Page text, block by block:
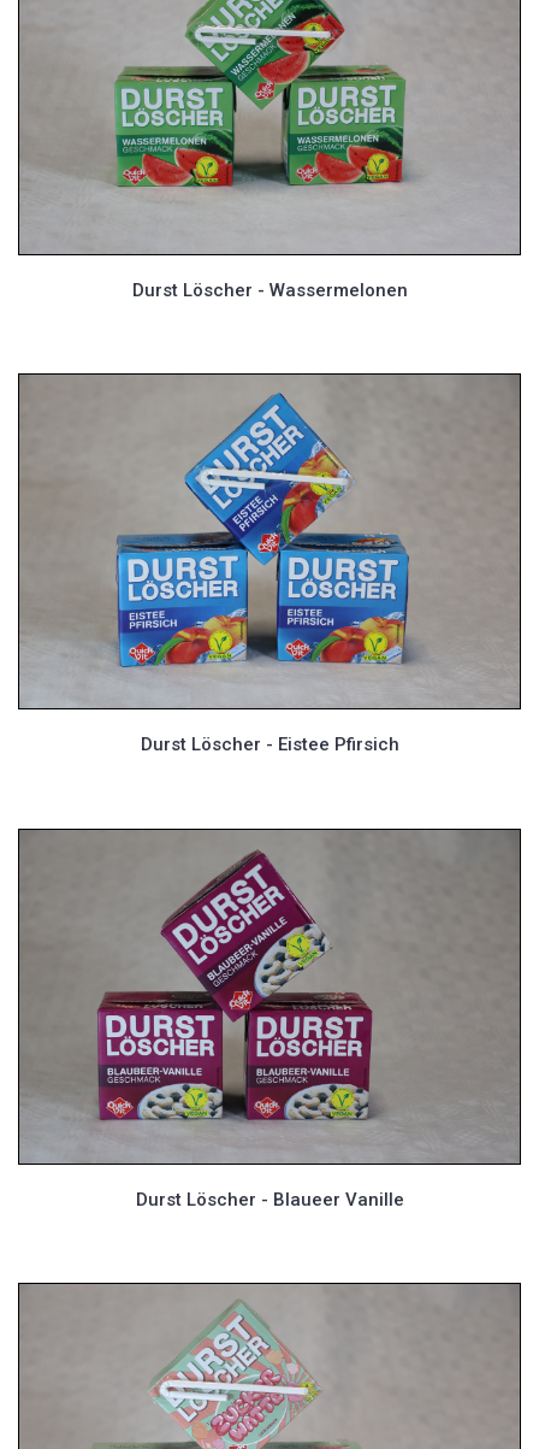
Durst Löscher - Wassermelonen
Durst Löscher - Eistee Pfirsich
Durst Löscher - Blaueer Vanille